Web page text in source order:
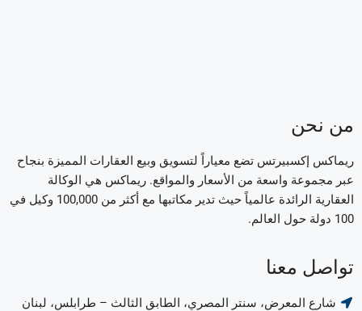
من نحن
ريماكس إكسبيرتس تضع معياراً لتسويق وبيع العقارات المميزة بنجاح
عبر مجموعة واسعة من الأسعار والمواقع. ريماكس هي الوكالة
العقارية الرائدة عالمياً حيث تدير مكاتبها مع أكثر من 100,000 وكيل في
100 دولة حول العالم.
تواصل معنا
شارع المعرض، سنتر المصري، الطابق الثالث – طرابلس، لبنان